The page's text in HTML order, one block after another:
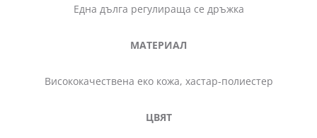
Една дълга регулираща се дръжка
МАТЕРИАЛ
Висококачествена еко кожа, хастар-полиестер
ЦВЯТ